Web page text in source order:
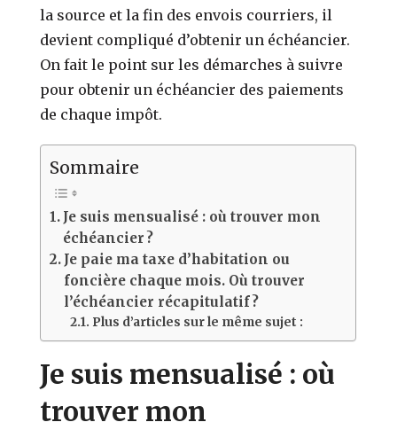
la source et la fin des envois courriers, il
devient compliqué d’obtenir un échéancier.
On fait le point sur les démarches à suivre
pour obtenir un échéancier des paiements
de chaque impôt.
Sommaire
Je suis mensualisé : où trouver mon
échéancier ?
Je paie ma taxe d’habitation ou
foncière chaque mois. Où trouver
l’échéancier récapitulatif ?
Plus d’articles sur le même sujet :
Je suis mensualisé : où
trouver mon